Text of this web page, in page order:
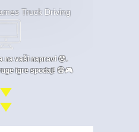
Truck Driving
na vaši napravi 😞.
igre spodaj! 😄🎮